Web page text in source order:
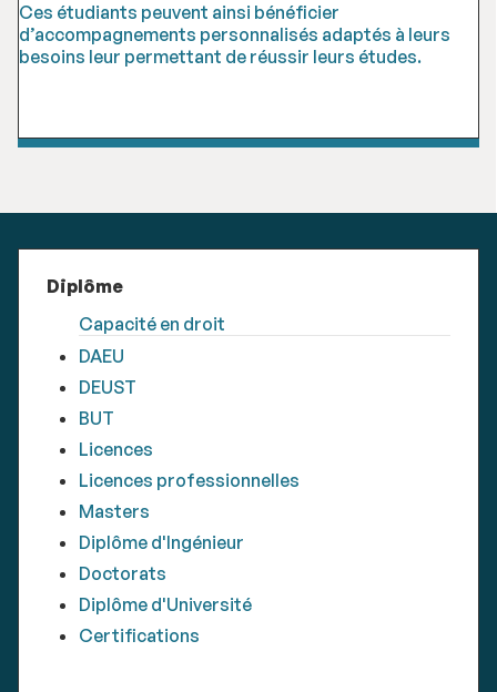
Ces étudiants peuvent ainsi bénéficier
d’accompagnements personnalisés adaptés à leurs
besoins leur permettant de réussir leurs études.
Diplôme
Capacité en droit
DAEU
DEUST
BUT
Licences
Licences professionnelles
Masters
Diplôme d'Ingénieur
Doctorats
Diplôme d'Université
Certifications